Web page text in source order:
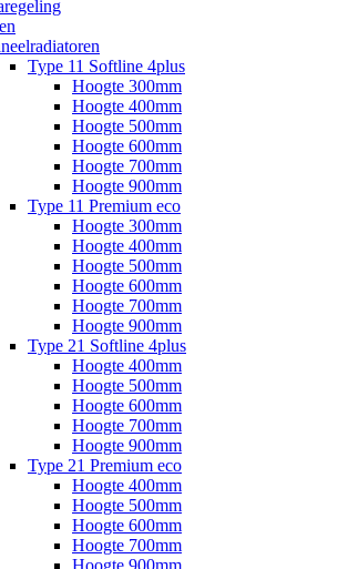
Type 11 Softline 4plus
Hoogte 300mm
Hoogte 400mm
Hoogte 500mm
Hoogte 600mm
Hoogte 700mm
Hoogte 900mm
Type 11 Premium eco
Hoogte 300mm
Hoogte 400mm
Hoogte 500mm
Hoogte 600mm
Hoogte 700mm
Hoogte 900mm
Type 21 Softline 4plus
Hoogte 400mm
Hoogte 500mm
Hoogte 600mm
Hoogte 700mm
Hoogte 900mm
Type 21 Premium eco
Hoogte 400mm
Hoogte 500mm
Hoogte 600mm
Hoogte 700mm
Hoogte 900mm